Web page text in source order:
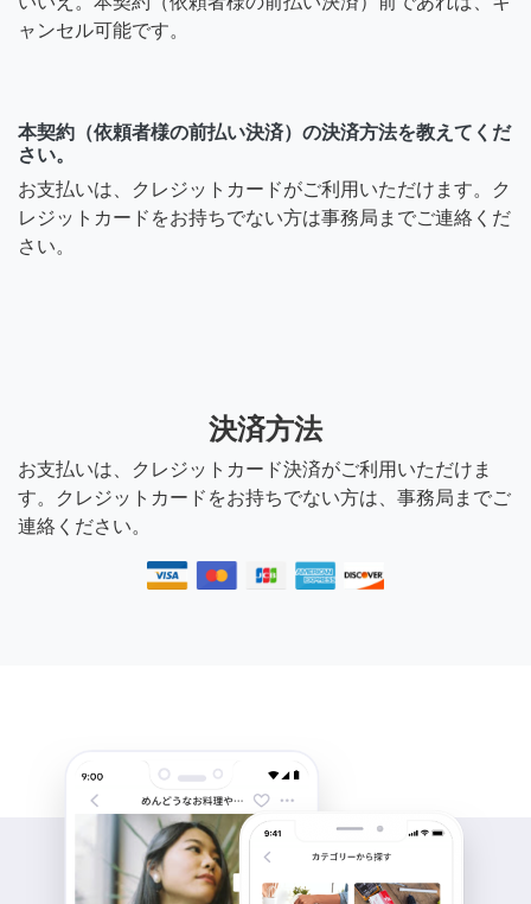
ャンセル可能です。
本契約（依頼者様の前払い決済）の決済方法を教えてくだ
さい。
お支払いは、クレジットカードがご利用いただけます。ク
レジットカードをお持ちでない方は事務局までご連絡くだ
さい。
決済方法
お支払いは、クレジットカード決済がご利用いただけま
す。クレジットカードをお持ちでない方は、事務局までご
連絡ください。